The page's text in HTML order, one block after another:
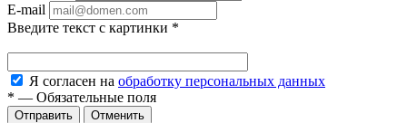
E-mail
Введите текст с картинки *
Я согласен на обработку персональных данных
* — Обязательные поля
Отменить